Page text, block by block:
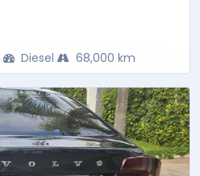
Diesel 68,000 km